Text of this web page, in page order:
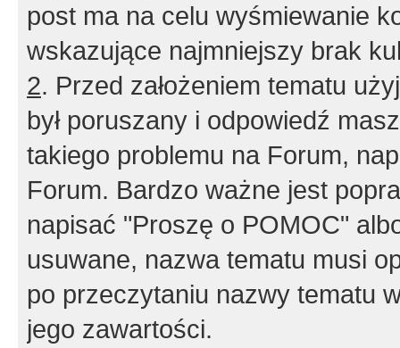
post ma na celu wyśmiewanie
wskazujące najmniejszy brak
2. Przed założeniem tematu
był poruszany i odpowiedź
takiego problemu na Forum,
Forum. Bardzo ważne jest
napisać "Proszę o POMOC"
usuwane, nazwa tematu musi
po przeczytaniu nazwy tematu
jego zawartości.